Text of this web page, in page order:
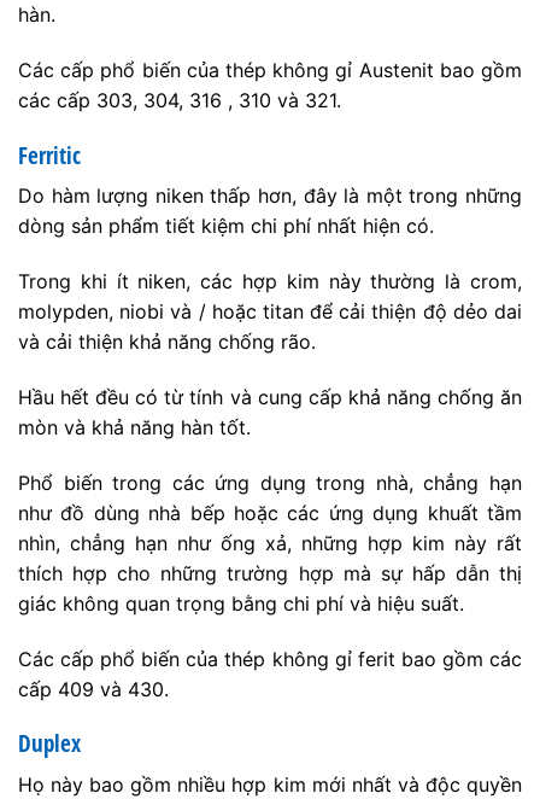
hàn.
Các cấp phổ biến của thép không gỉ Austenit bao gồm
các cấp 303, 304, 316 , 310 và 321.
Ferritic
Do hàm lượng niken thấp hơn, đây là một trong những
dòng sản phẩm tiết kiệm chi phí nhất hiện có.
Trong khi ít niken, các hợp kim này thường là crom,
molypden, niobi và / hoặc titan để cải thiện độ dẻo dai
và cải thiện khả năng chống rão.
Hầu hết đều có từ tính và cung cấp khả năng chống ăn
mòn và khả năng hàn tốt.
Phổ biến trong các ứng dụng trong nhà, chẳng hạn
như đồ dùng nhà bếp hoặc các ứng dụng khuất tầm
nhìn, chẳng hạn như ống xả, những hợp kim này rất
thích hợp cho những trường hợp mà sự hấp dẫn thị
giác không quan trọng bằng chi phí và hiệu suất.
Các cấp phổ biến của thép không gỉ ferit bao gồm các
cấp 409 và 430.
Duplex
Họ này bao gồm nhiều hợp kim mới nhất và độc quyền